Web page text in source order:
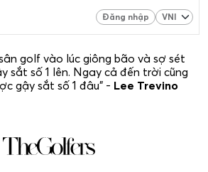
Đăng nhập
golf vào lúc giông bão và sợ sét
sắt số 1 lên. Ngay cả đến trời cũng
gậy sắt số 1 đâu” - Lee Trevino